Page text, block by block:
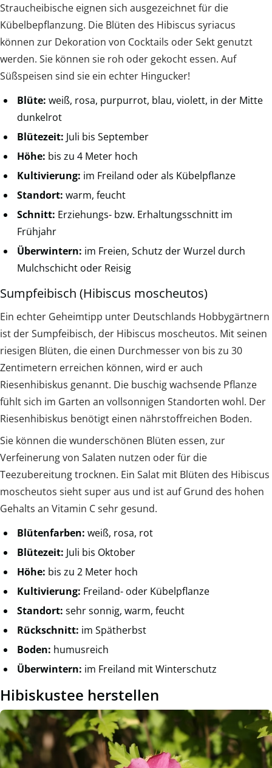
Straucheibische eignen sich ausgezeichnet für die
Kübelbepflanzung. Die Blüten des Hibiscus syriacus
können zur Dekoration von Cocktails oder Sekt genutzt
werden. Sie können sie roh oder gekocht essen. Auf
Süßspeisen sind sie ein echter Hingucker!
Blüte: weiß, rosa, purpurrot, blau, violett, in der Mitte
dunkelrot
Blütezeit: Juli bis September
Höhe: bis zu 4 Meter hoch
Kultivierung: im Freiland oder als Kübelpflanze
Standort: warm, feucht
Schnitt: Erziehungs- bzw. Erhaltungsschnitt im
Frühjahr
Überwintern: im Freien, Schutz der Wurzel durch
Mulchschicht oder Reisig
Sumpfeibisch (Hibiscus moscheutos)
Ein echter Geheimtipp unter Deutschlands Hobbygärtnern
ist der Sumpfeibisch, der Hibiscus moscheutos. Mit seinen
riesigen Blüten, die einen Durchmesser von bis zu 30
Zentimetern erreichen können, wird er auch
Riesenhibiskus genannt. Die buschig wachsende Pflanze
fühlt sich im Garten an vollsonnigen Standorten wohl. Der
Riesenhibiskus benötigt einen nährstoffreichen Boden.
Sie können die wunderschönen Blüten essen, zur
Verfeinerung von Salaten nutzen oder für die
Teezubereitung trocknen. Ein Salat mit Blüten des Hibiscus
moscheutos sieht super aus und ist auf Grund des hohen
Gehalts an Vitamin C sehr gesund.
Blütenfarben: weiß, rosa, rot
Blütezeit: Juli bis Oktober
Höhe: bis zu 2 Meter hoch
Kultivierung: Freiland- oder Kübelpflanze
Standort: sehr sonnig, warm, feucht
Rückschnitt: im Spätherbst
Boden: humusreich
Überwintern: im Freiland mit Winterschutz
Hibiskustee herstellen